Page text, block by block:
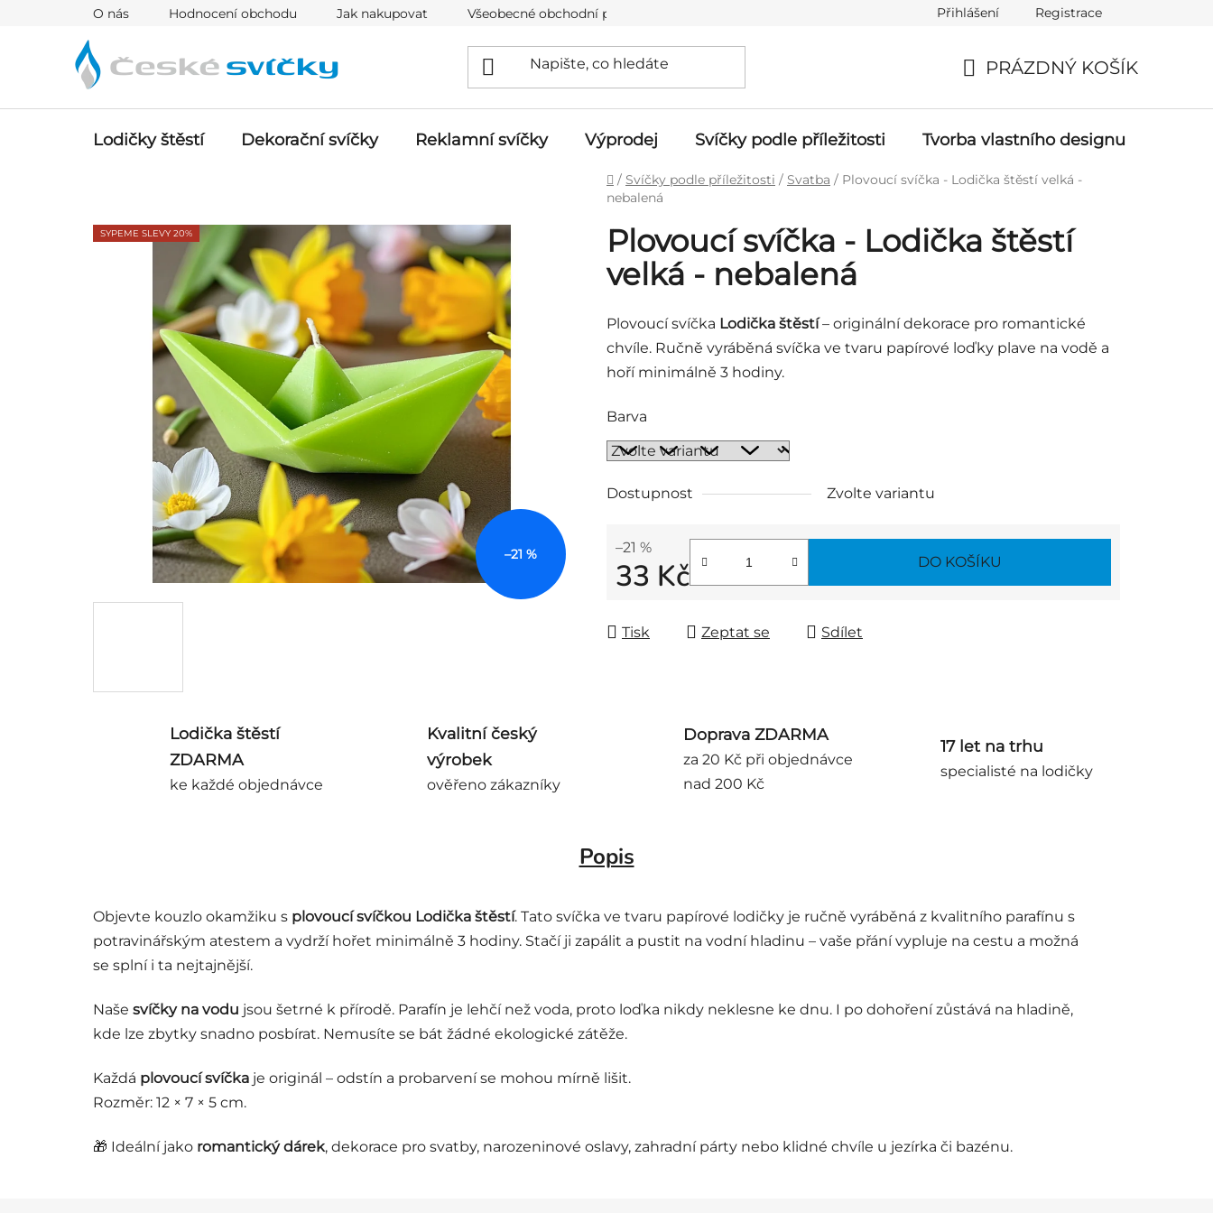
O nás Hodnocení obchodu Jak nakupovat Všeobecné obchodní podmínky Napište nám Kontakt
Přihlášení Registrace
KOŠÍK
PRÁZDNÝ KOŠÍK
Lodičky štěstí Dekorační svíčky Reklamní svíčky Výprodej Svíčky podle příležitosti Tvorba vlastního designu
Domů
/ Svíčky podle příležitosti / Svatba / Plovoucí svíčka - Lodička štěstí velká -
nebalená
Plovoucí svíčka - Lodička štěstí
velká - nebalená
Plovoucí svíčka Lodička štěstí– originální dekorace pro romantické
chvíle. Ručně vyráběná svíčka ve tvaru papírové loďky plave na vodě a
hoří minimálně 3 hodiny.
Barva
Dostupnost Zvolte variantu
–21 %
33 Kč DO KOŠÍKU
Tisk Zeptat se Sdílet
SYPEME SLEVY 20%
–21 %
Lodička štěstí
ZDARMA
ke každé objednávce
Kvalitní český
výrobek
ověřeno zákazníky
Doprava ZDARMA
za 20 Kč při objednávce
nad 200 Kč
17 let na trhu
specialisté na lodičky
Popis
Objevte kouzlo okamžiku s plovoucí svíčkou Lodička štěstí. Tato svíčka ve tvaru papírové lodičky je ručně vyráběná z kvalitního parafínu s
potravinářským atestem a vydrží hořet minimálně 3 hodiny. Stačí ji zapálit a pustit na vodní hladinu – vaše přání vypluje na cestu a možná
se splní i ta nejtajnější.
Naše svíčky na vodu jsou šetrné k přírodě. Parafín je lehčí než voda, proto loďka nikdy neklesne ke dnu. I po dohoření zůstává na hladině,
kde lze zbytky snadno posbírat. Nemusíte se bát žádné ekologické zátěže.
Každá plovoucí svíčka je originál – odstín a probarvení se mohou mírně lišit.
Rozměr: 12 × 7 × 5 cm.
🎁 Ideální jako romantický dárek, dekorace pro svatby, narozeninové oslavy, zahradní párty nebo klidné chvíle u jezírka či bazénu.